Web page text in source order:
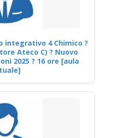
integrativo 4 Chimico ?
Ateco C) ? Nuovo
2025 ? 16 ore [aula